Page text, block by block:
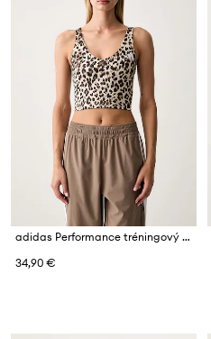
adidas Performance tréningový top dámsky Essentials
34,90 €